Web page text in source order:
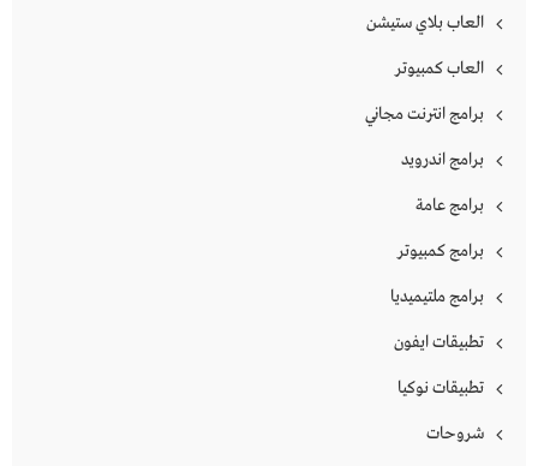
العاب بلاي ستيشن
العاب كمبيوتر
برامج انترنت مجاني
برامج اندرويد
برامج عامة
برامج كمبيوتر
برامج ملتيميديا
تطبيقات ايفون
تطبيقات نوكيا
شروحات